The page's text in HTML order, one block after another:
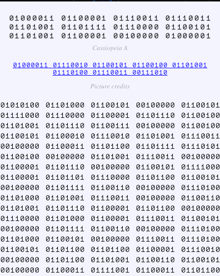
01000011 01100001 01110011 01110011
01101001 01101111 01110000 01100101
01101001 01100001 00100000 01000001
Cassiopeia A
01000011 01110010 01100101 01100100 01101001
01110100 01110011 00111010
Picture credits
01010100 01101000 01100101 00100000 01100101
01111000 01110000 01100001 01101110 01100100
01101001 01101110 01100111 00100000 01100100
01100101 01100010 01110010 01101001 01110011
00100000 01100011 01101100 01101111 01110101
01100100 00100000 01101001 01110011 00100000
01100001 01101110 00100000 01100101 01111000
01100001 01101101 01110000 01101100 01100101
00100000 01101111 01100110 00100000 01110100
01101000 01101001 01110011 00100000 01100110
01101001 01101110 01100001 01101100 00100000
01110000 01101000 01100001 01110011 01100101
00100000 01101111 01100110 00100000 01110100
01101000 01100101 00100000 01110011 01110100
01100101 01101100 01101100 01100001 01110010
00100000 01101100 01101001 01100110 01100101
00100000 01100011 01111001 01100011 01101100